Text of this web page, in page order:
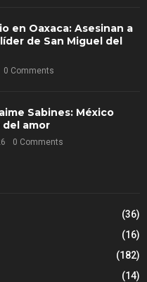
en Oaxaca: Asesinan a
de San Miguel del
0 Comments
Sabines: México
amor
0 Comments
(36)
(16)
(182)
(14)